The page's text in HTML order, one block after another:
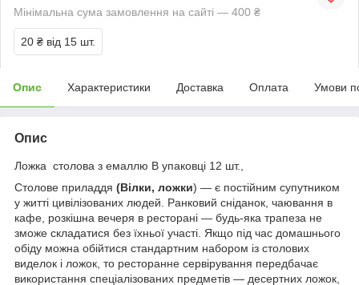
Мінімальна сума замовлення на сайті — 400 ₴
20 ₴ від 15 шт.
Опис Характеристики Доставка Оплата Умови
Опис
Ложка столова з емаллю В упаковці 12 шт.,
Столове приладдя (Вілки, ложки) — є постійним супутником
у житті цивілізованих людей. Ранковий сніданок, чаювання в
кафе, розкішна вечеря в ресторані — будь-яка трапеза не
зможе складатися без їхньої участі. Якщо під час домашнього
обіду можна обійтися стандартним набором із столових
виделок і ложок, то ресторанне сервірування передбачає
використання спеціалізованих предметів — десертних ложок,